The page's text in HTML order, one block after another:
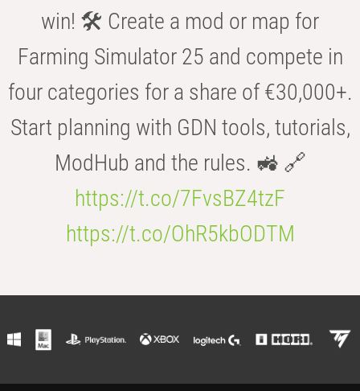
win! 🛠️ Create a mod or map for
Farming Simulator 25 and compete in
four categories for a share of €30,000+.
Start planning with GDN tools, tutorials,
ModHub and the rules. 🚜 🔗
https://t.co/7FvsBZ4tzF
https://t.co/OhR5kbODTM